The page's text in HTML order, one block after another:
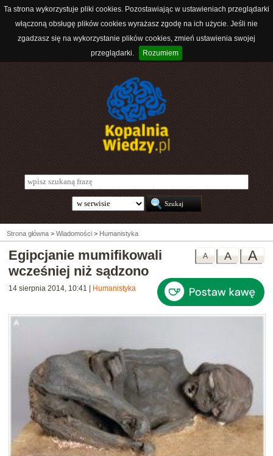
Ta strona wykorzystuje pliki cookies. Pozostawiając w ustawieniach przeglądarki
włączoną obsługę plików cookies wyrażasz zgodę na ich użycie. Jeśli nie
zgadzasz się na wykorzystanie plików cookies, zmień ustawienia swojej
przeglądarki.
Rozumiem
Strona główna > Wiadomości > Humanistyka
A
A
A
Egipcjanie mumifikowali
wcześniej niż sądzono
14 sierpnia 2014, 10:41 Humanistyka